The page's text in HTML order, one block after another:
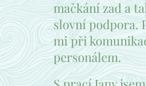
mačkání zad a
slovní podpora.
mi při
personálem.